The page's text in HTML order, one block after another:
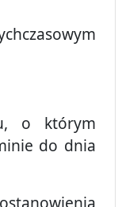
o którym
do dnia